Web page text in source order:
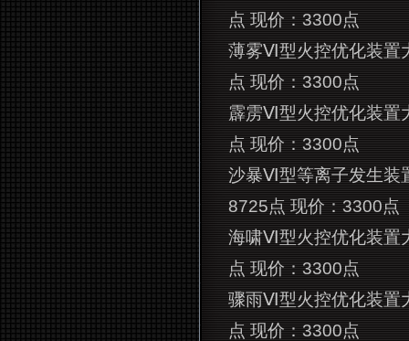
点 现价：3300点
薄雾Ⅵ型火控优化装置
点 现价：3300点
霹雳Ⅵ型火控优化装置
点 现价：3300点
沙暴Ⅵ型等离子发生装
8725点 现价：3300点
海啸Ⅵ型火控优化装置
点 现价：3300点
骤雨Ⅵ型火控优化装置
点 现价：3300点